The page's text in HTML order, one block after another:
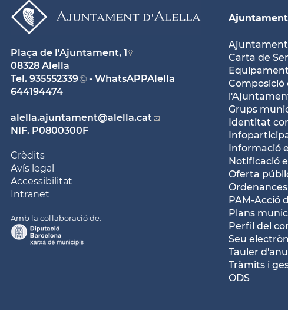
Ajuntament
Ajuntament
Carta de
Composició
Grups
Identitat
Informació
Notificació
Oferta
PAM-Acció
Plans
Perfil del
Seu
Tauler
Tràmits i
ODS
Plaça de l'Ajuntament, 1
08328 Alella
Tel. 935552339
- WhatsAPPAlella
644194474
alella.ajuntament@alella.cat
NIF. P0800300F
Crèdits
Avís legal
Accessibilitat
Intranet
Amb la col·laboració de: